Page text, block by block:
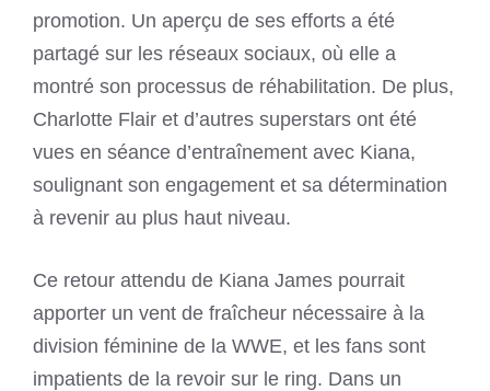
promotion. Un aperçu de ses efforts a été
partagé sur les réseaux sociaux, où elle a
montré son processus de réhabilitation. De plus,
Charlotte Flair et d’autres superstars ont été
vues en séance d’entraînement avec Kiana,
soulignant son engagement et sa détermination
à revenir au plus haut niveau.
Ce retour attendu de Kiana James pourrait
apporter un vent de fraîcheur nécessaire à la
division féminine de la WWE, et les fans sont
impatients de la revoir sur le ring. Dans un